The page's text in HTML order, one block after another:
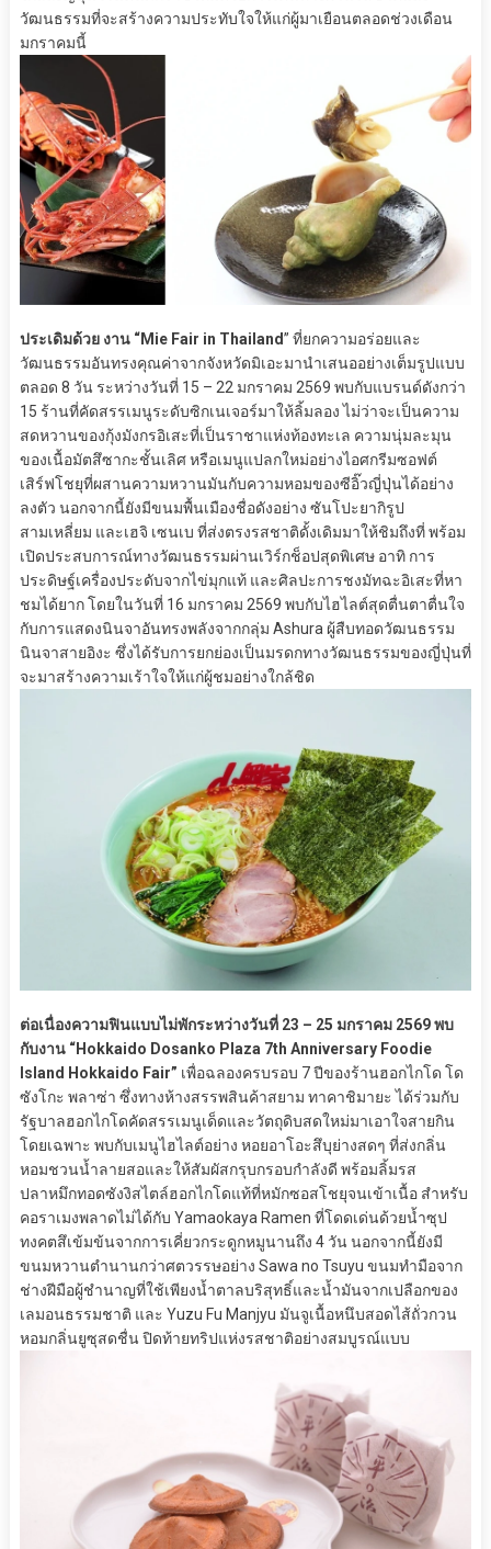
วัฒนธรรมที่จะสร้างความประทับใจให้แก่ผู้มาเยือนตลอดช่วงเดือน
มกราคมนี้
ประเดิมด้วย งาน “Mie Fair in Thailand” ที่ยกความอร่อยและ
วัฒนธรรมอันทรงคุณค่าจากจังหวัดมิเอะมานำเสนออย่างเต็มรูปแบบ
ตลอด 8 วัน ระหว่างวันที่ 15 – 22 มกราคม 2569 พบกับแบรนด์ดังกว่า
15 ร้านที่คัดสรรเมนูระดับซิกเนเจอร์มาให้ลิ้มลอง ไม่ว่าจะเป็นความ
สดหวานของกุ้งมังกรอิเสะที่เป็นราชาแห่งท้องทะเล ความนุ่มละมุน
ของเนื้อมัตสึซากะชั้นเลิศ หรือเมนูแปลกใหม่อย่างไอศกรีมซอฟต์
เสิร์ฟโชยุที่ผสานความหวานมันกับความหอมของซีอิ๊วญี่ปุ่นได้อย่าง
ลงตัว นอกจากนี้ยังมีขนมพื้นเมืองชื่อดังอย่าง ซันโปะยากิรูป
สามเหลี่ยม และเฮจิ เซนเบ ที่ส่งตรงรสชาติดั้งเดิมมาให้ชิมถึงที่ พร้อม
เปิดประสบการณ์ทางวัฒนธรรมผ่านเวิร์กช็อปสุดพิเศษ อาทิ การ
ประดิษฐ์เครื่องประดับจากไข่มุกแท้ และศิลปะการชงมัทฉะอิเสะที่หา
ชมได้ยาก โดยในวันที่ 16 มกราคม 2569 พบกับไฮไลต์สุดตื่นตาตื่นใจ
กับการแสดงนินจาอันทรงพลังจากกลุ่ม Ashura ผู้สืบทอดวัฒนธรรม
นินจาสายอิงะ ซึ่งได้รับการยกย่องเป็นมรดกทางวัฒนธรรมของญี่ปุ่นที่
จะมาสร้างความเร้าใจให้แก่ผู้ชมอย่างใกล้ชิด
ต่อเนื่องความฟินแบบไม่พักระหว่างวันที่ 23 – 25 มกราคม 2569 พบ
กับงาน “Hokkaido Dosanko Plaza 7th Anniversary Foodie
Island Hokkaido Fair” เพื่อฉลองครบรอบ 7 ปีของร้านฮอกไกโด โด
ซังโกะ พลาซ่า ซึ่งทางห้างสรรพสินค้าสยาม ทาคาชิมายะ ได้ร่วมกับ
รัฐบาลฮอกไกโดคัดสรรเมนูเด็ดและวัตถุดิบสดใหม่มาเอาใจสายกิน
โดยเฉพาะ พบกับเมนูไฮไลต์อย่าง หอยอาโอะสึบุย่างสดๆ ที่ส่งกลิ่น
หอมชวนน้ำลายสอและให้สัมผัสกรุบกรอบกำลังดี พร้อมลิ้มรส
ปลาหมึกทอดซังงิสไตล์ฮอกไกโดแท้ที่หมักซอสโชยุจนเข้าเนื้อ สำหรับ
คอราเมงพลาดไม่ได้กับ Yamaokaya Ramen ที่โดดเด่นด้วยน้ำซุป
ทงคตสึเข้มข้นจากการเคี่ยวกระดูกหมูนานถึง 4 วัน นอกจากนี้ยังมี
ขนมหวานตำนานกว่าศตวรรษอย่าง Sawa no Tsuyu ขนมทำมือจาก
ช่างฝีมือผู้ชำนาญที่ใช้เพียงน้ำตาลบริสุทธิ์และน้ำมันจากเปลือกของ
เลมอนธรรมชาติ และ Yuzu Fu Manjyu มันจูเนื้อหนึบสอดไส้ถั่วกวน
หอมกลิ่นยูซุสดชื่น ปิดท้ายทริปแห่งรสชาติอย่างสมบูรณ์แบบ